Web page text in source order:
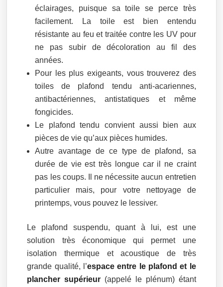
éclairages, puisque sa toile se perce très
facilement. La toile est bien entendu
résistante au feu et traitée contre les UV pour
ne pas subir de décoloration au fil des
années.
Pour les plus exigeants, vous trouverez des
toiles de plafond tendu anti-acariennes,
antibactériennes, antistatiques et même
fongicides.
Le plafond tendu convient aussi bien aux
pièces de vie qu’aux pièces humides.
Autre avantage de ce type de plafond, sa
durée de vie est très longue car il ne craint
pas les coups. Il ne nécessite aucun entretien
particulier mais, pour votre nettoyage de
printemps, vous pouvez le lessiver.
Le plafond suspendu, quant à lui, est une
solution très économique qui permet une
isolation thermique et acoustique de très
grande qualité, l’espace entre le plafond et le
plancher supérieur (appelé le plénum) étant